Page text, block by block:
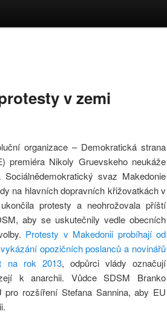
v zemi
organizace – Demokratická strana
premiéra Nikoly Gruevskeho neukáže
svaz Makedonie
na hlavních dopravních křižovatkách v
protesty a neohrožovala příští
aby se uskutečnily vedle obecních
Protesty v Makedonii probíhají od
opozičních poslanců a novinářů
na rok 2013, odpůrci vlády označují
k anarchii. Vůdce SDSM Branko
rozšíření Stefana Sannina, aby EU